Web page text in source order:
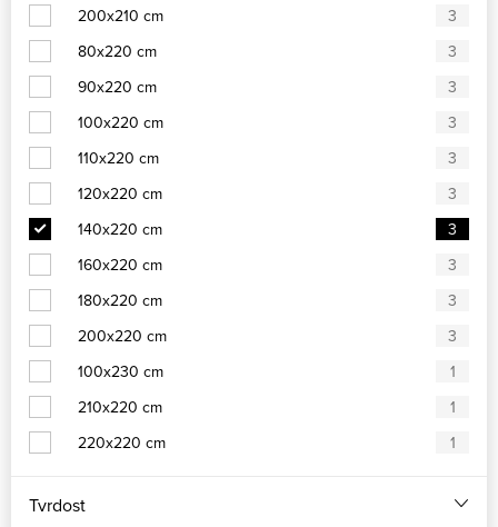
200x210 cm
3
80x220 cm
3
90x220 cm
3
100x220 cm
3
110x220 cm
3
120x220 cm
3
140x220 cm
3
160x220 cm
3
180x220 cm
3
200x220 cm
3
100x230 cm
1
210x220 cm
1
220x220 cm
1
Tvrdost